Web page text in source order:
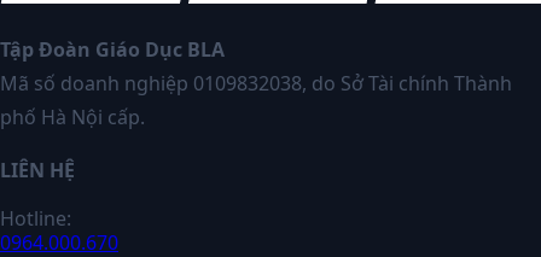
Tập Đoàn Giáo Dục BLA
Mã số doanh nghiệp 0109832038, do Sở Tài chính Thành
phố Hà Nội cấp.
LIÊN HỆ
Hotline:
0964.000.670